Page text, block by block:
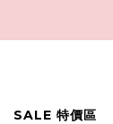
SALE 特價區